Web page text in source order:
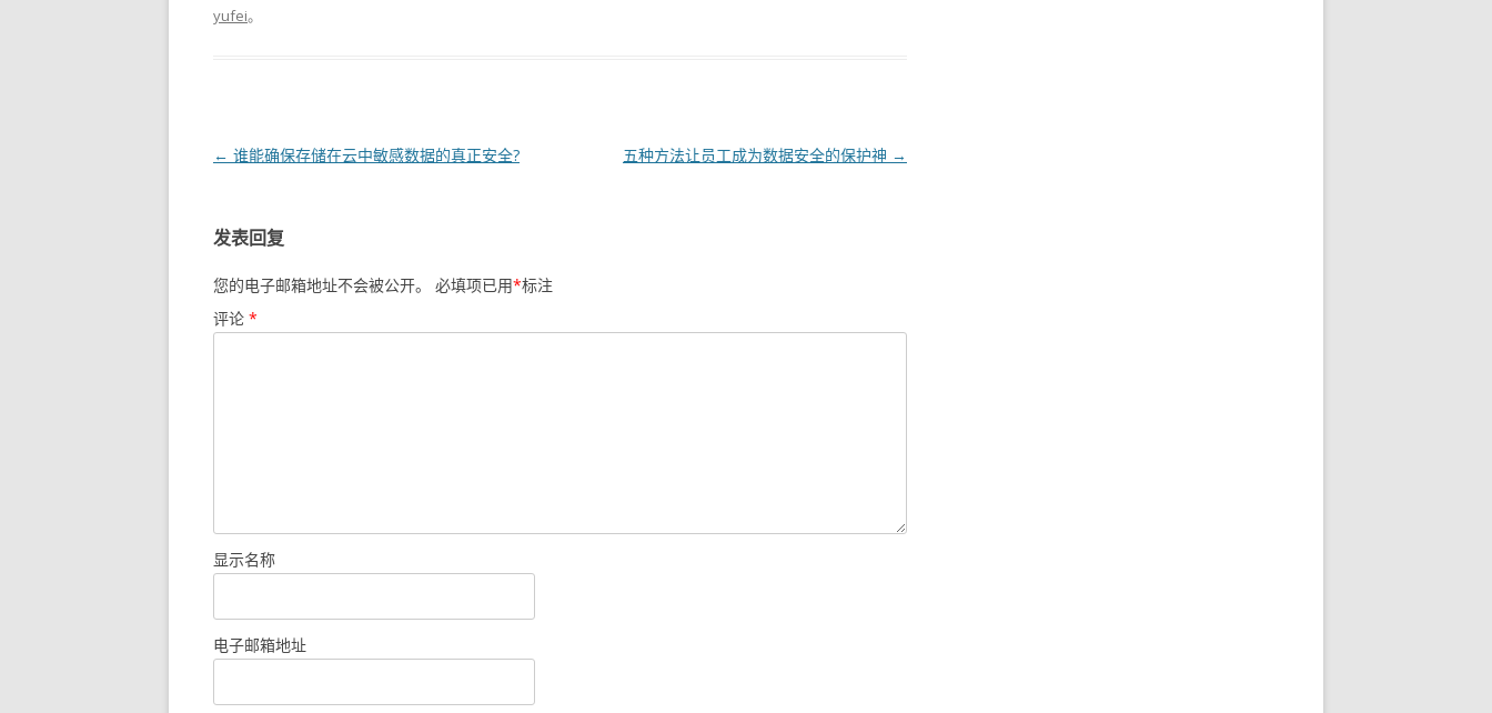
yufei。
文章导航
← 谁能确保存储在云中敏感数据的真正安全? 五种方法让员工成为数据安全的保护神 →
发表回复
您的电子邮箱地址不会被公开。 必填项已用*标注
评论 *
显示名称
电子邮箱地址